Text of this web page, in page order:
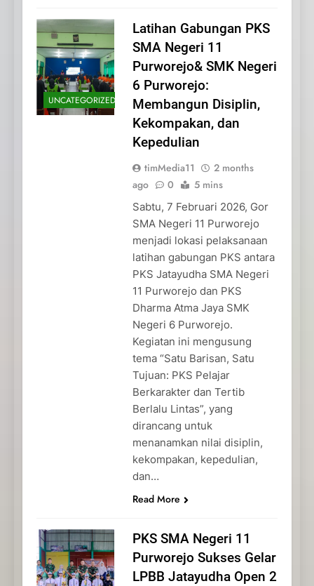
UNCATEGORIZED
Latihan Gabungan PKS
SMA Negeri 11
Purworejo& SMK Negeri
6 Purworejo:
Membangun Disiplin,
Kekompakan, dan
Kepedulian
timMedia11
2 months
ago
0 5 mins
Sabtu, 7 Februari 2026, Gor
SMA Negeri 11 Purworejo
menjadi lokasi pelaksanaan
latihan gabungan PKS antara
PKS Jatayudha SMA Negeri
11 Purworejo dan PKS
Dharma Atma Jaya SMK
Negeri 6 Purworejo.
Kegiatan ini mengusung
tema “Satu Barisan, Satu
Tujuan: PKS Pelajar
Berkarakter dan Tertib
Berlalu Lintas”, yang
dirancang untuk
menanamkan nilai disiplin,
kekompakan, kepedulian,
dan…
Read More
PKS SMA Negeri 11
Purworejo Sukses Gelar
LPBB Jatayudha Open 2